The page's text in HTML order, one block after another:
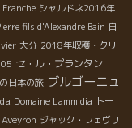
シャルドネ2016年
fils d'Alexandre Bain 自
大分 2018年収穫・クリ
セ・ル・プランタン
日本の旅 ブルゴーニュ
Domaine Lammidia トー
Aveyron ジャック・フェヴリ